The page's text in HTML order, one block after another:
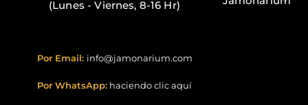
(Lunes - Viernes, 8-16 Hr)
Por Email: info@jamonarium.com
Por WhatsApp: haciendo clic aquí